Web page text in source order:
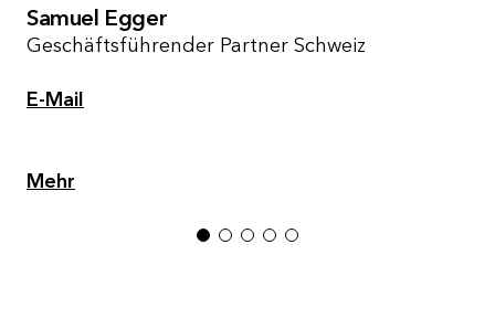
Samuel Egger
Geschäftsführender Partner Schweiz
E-Mail
Mehr
1 2 3 4 5